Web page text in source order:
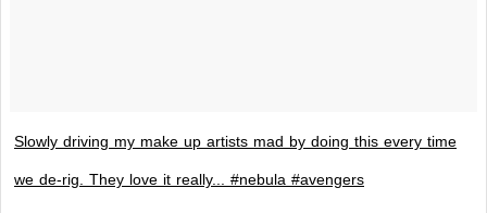
Slowly driving my make up artists mad by doing this every time
we de-rig. They love it really... #nebula #avengers